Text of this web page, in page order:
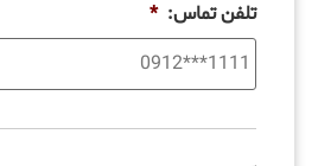
تلفن تماس: *